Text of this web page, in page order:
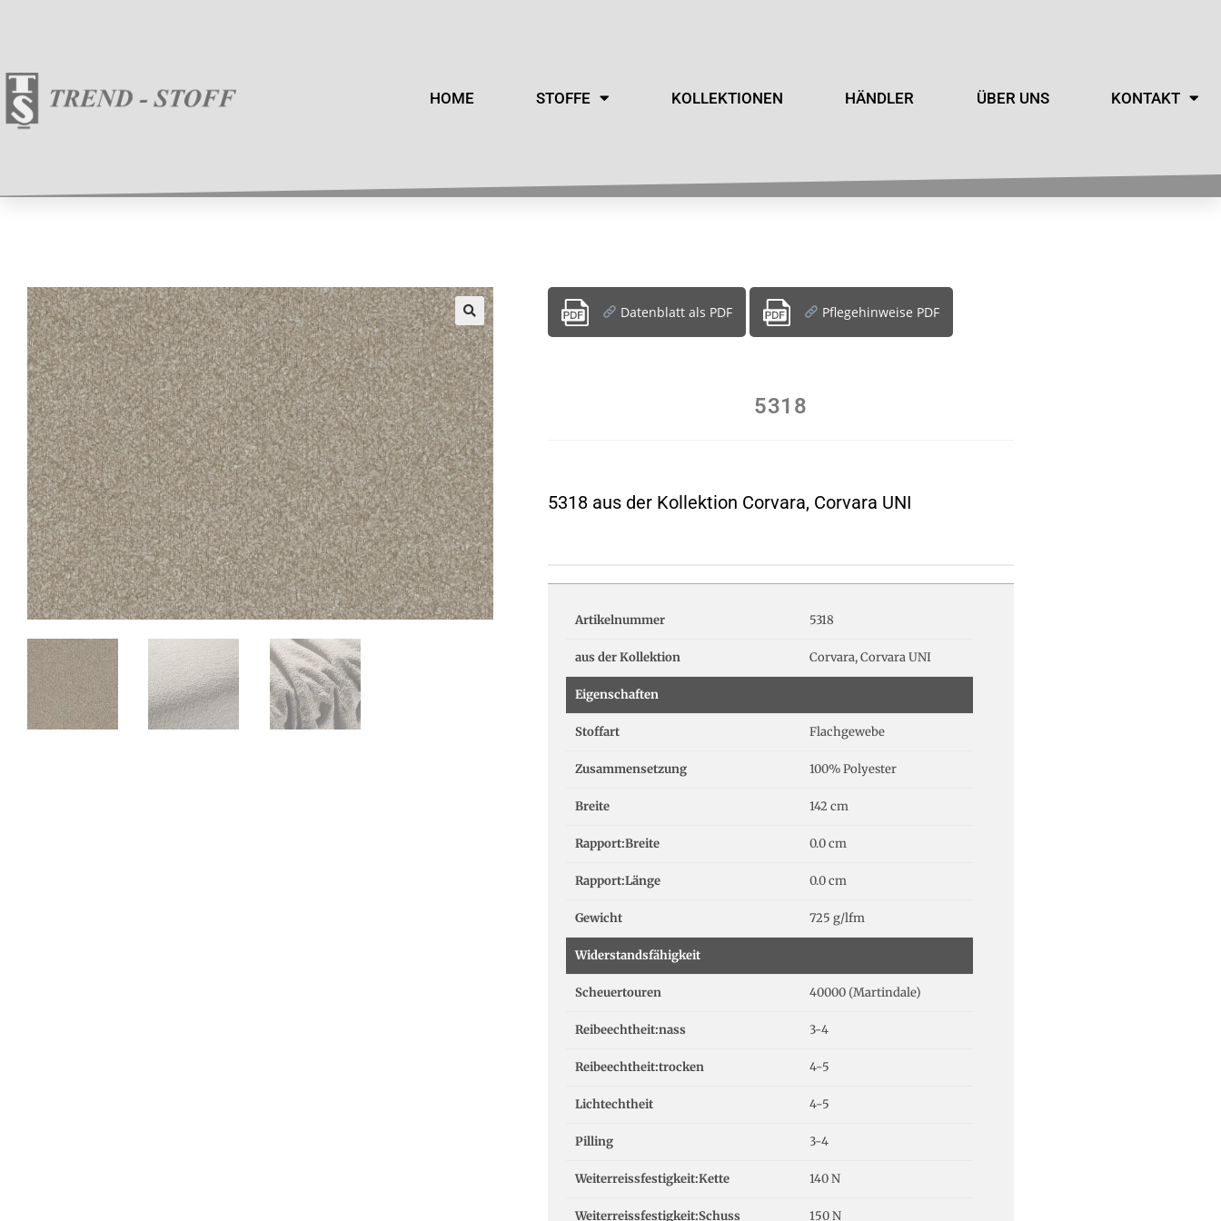
HOME STOFFE KOLLEKTIONEN HÄNDLER ÜBER UNS KONTAKT
Datenblatt als PDF Pflegehinweise PDF
5318
5318 aus der Kollektion Corvara, Corvara UNI
Artikelnummer 5318
aus der Kollektion Corvara, Corvara UNI
Eigenschaften
Stoffart Flachgewebe
Zusammensetzung 100% Polyester
Breite 142 cm
Rapport:Breite 0.0 cm
Rapport:Länge 0.0 cm
Gewicht 725 g/lfm
Widerstandsfähigkeit
Scheuertouren 40000 (Martindale)
Reibeechtheit:nass 3-4
Reibeechtheit:trocken 4-5
Lichtechtheit 4-5
Pilling 3-4
Weiterreissfestigkeit:Kette 140 N
Weiterreissfestigkeit:Schuss 150 N